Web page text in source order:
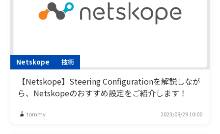
Netskope 技術
【Netskope】Steering Configurationを解説しなが
ら、Netskopeのおすすめ設定をご紹介します！
tommy 2023/08/29 10:00